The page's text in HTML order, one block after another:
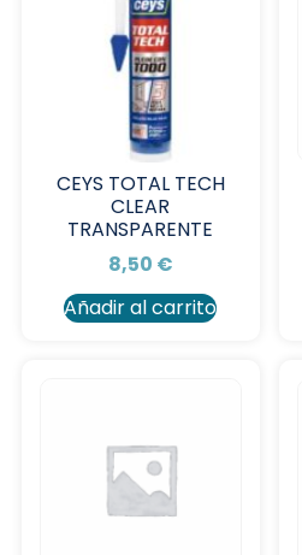
CEYS TOTAL TECH
CLEAR
TRANSPARENTE
8,50 €
Añadir al carrito